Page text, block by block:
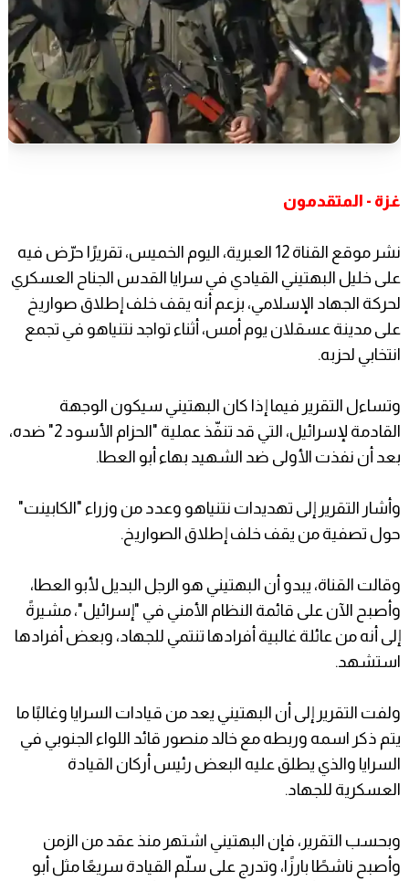
غزة - المتقدمون
نشر موقع القناة 12 العبرية، اليوم الخميس، تقريرًا حرّض فيه
على خليل البهتيني القيادي في سرايا القدس الجناح العسكري
لحركة الجهاد الإسلامي، بزعم أنه يقف خلف إطلاق صواريخ
على مدينة عسقلان يوم أمس، أثناء تواجد نتنياهو في تجمع
انتخابي لحزبه.
وتساءل التقرير فيما إذا كان البهتيني سيكون الوجهة
القادمة لإسرائيل، التي قد تنفّذ عملية "الحزام الأسود 2" ضده،
بعد أن نفذت الأولى ضد الشهيد بهاء أبو العطا.
وأشار التقرير إلى تهديدات نتنياهو وعدد من وزراء "الكابينت"
حول تصفية من يقف خلف إطلاق الصواريخ.
وقالت القناة، يبدو أن البهتيني هو الرجل البديل لأبو العطا،
وأصبح الآن على قائمة النظام الأمني في "إسرائيل"، مشيرةً
إلى أنه من عائلة غالبية أفرادها تنتمي للجهاد، وبعض أفرادها
استشهد.
ولفت التقرير إلى أن البهتيني يعد من قيادات السرايا وغالبًا ما
يتم ذكر اسمه وربطه مع خالد منصور قائد اللواء الجنوبي في
السرايا والذي يطلق عليه البعض رئيس أركان القيادة
العسكرية للجهاد.
وبحسب التقرير، فإن البهتيني اشتهر منذ عقد من الزمن
وأصبح ناشطًا بارزًا، وتدرج على سلّم القيادة سريعًا مثل أبو